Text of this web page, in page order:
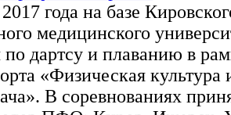
года на базе
медицинского
по дартсу и плаванию в
«Физическая культура
В соревнованиях